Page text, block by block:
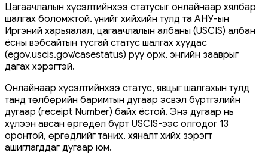
Цагаачлалын хүсэлтийнхээ статусыг онлайнаар хялбар
шалгах боломжтой. Үүнийг хийхийн тулд та АНУ-ын
Иргэний харьяалал, цагаачлалын албаны (USCIS) албан
ёсны вэбсайтын тусгай статус шалгах хуудас
(egov.uscis.gov/casestatus) руу орж, энгийн зааврыг
дагах хэрэгтэй.
Онлайнаар хүсэлтийнхээ статус, явцыг шалгахын тулд
танд төлбөрийн баримтын дугаар эсвэл бүртгэлийн
дугаар (receipt Number) байх ёстой. Энэ дугаар нь
хүлээн авсан өргөдөл бүрт USCIS-ээс олгодог 13
оронтой, өргөдлийг таних, хяналт хийх зэрэгт
ашиглагддаг дугаар юм.